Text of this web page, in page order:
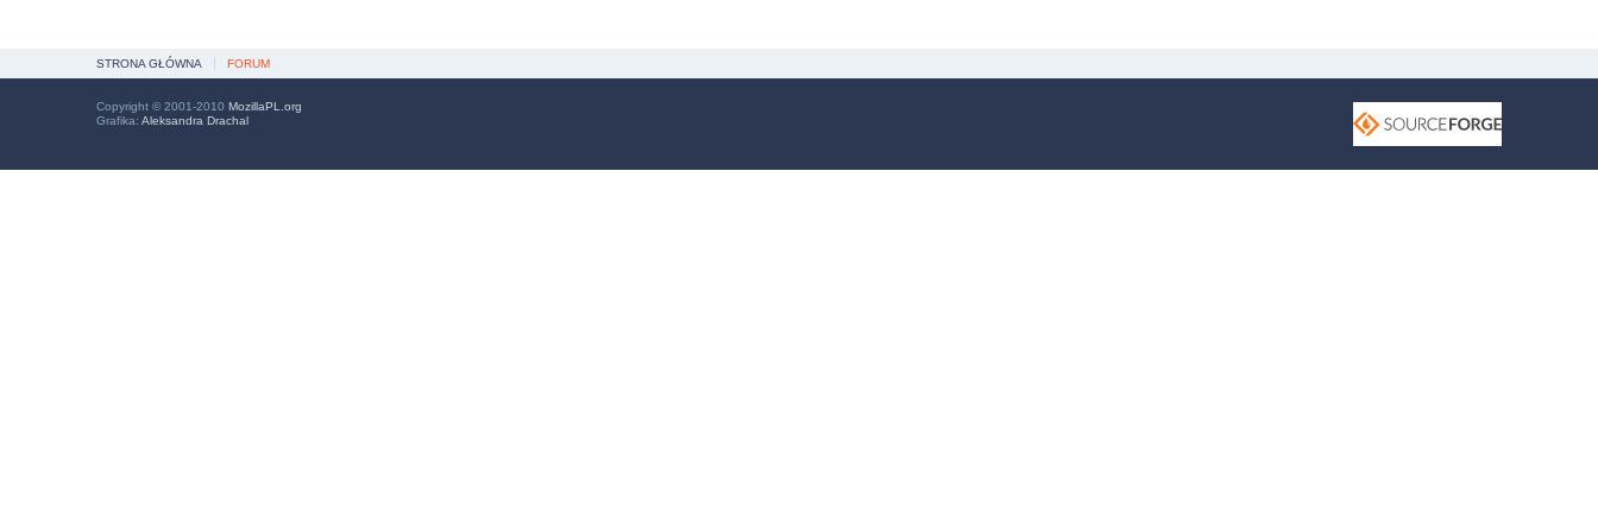
STRONA GŁÓWNA FORUM
Copyright © 2001-2010 MozillaPL.org
Grafika: Aleksandra Drachal